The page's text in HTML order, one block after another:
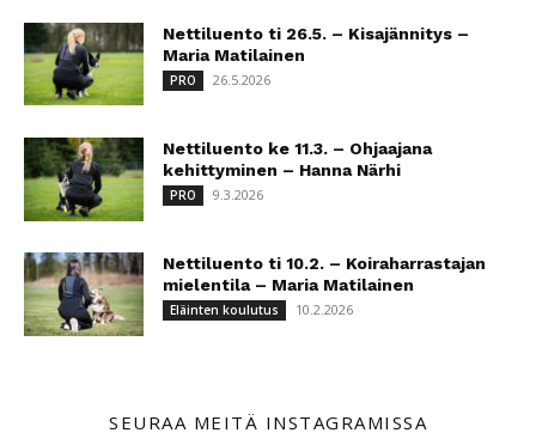
Nettiluento ti 26.5. – Kisajännitys –
Maria Matilainen
PRO 26.5.2026
Nettiluento ke 11.3. – Ohjaajana
kehittyminen – Hanna Närhi
PRO 9.3.2026
Nettiluento ti 10.2. – Koiraharrastajan
mielentila – Maria Matilainen
Eläinten koulutus 10.2.2026
SEURAA MEITÄ INSTAGRAMISSA